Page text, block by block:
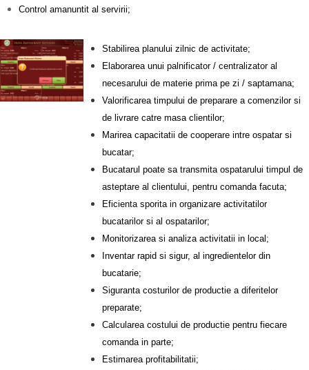
Control amanuntit al servirii;
Stabilirea planului zilnic de activitate;
Elaborarea unui palnificator / centralizator al
necesarului de materie prima pe zi / saptamana;
Valorificarea timpului de preparare a comenzilor si
de livrare catre masa clientilor;
Marirea capacitatii de cooperare intre ospatar si
bucatar;
Bucatarul poate sa transmita ospatarului timpul de
asteptare al clientului, pentru comanda facuta;
Eficienta sporita in organizare activitatilor
bucatarilor si al ospatarilor;
Monitorizarea si analiza activitatii in local;
Inventar rapid si sigur, al ingredientelor din
bucatarie;
Siguranta costurilor de productie a diferitelor
preparate;
Calcularea costului de productie pentru fiecare
comanda in parte;
Estimarea profitabilitatii;